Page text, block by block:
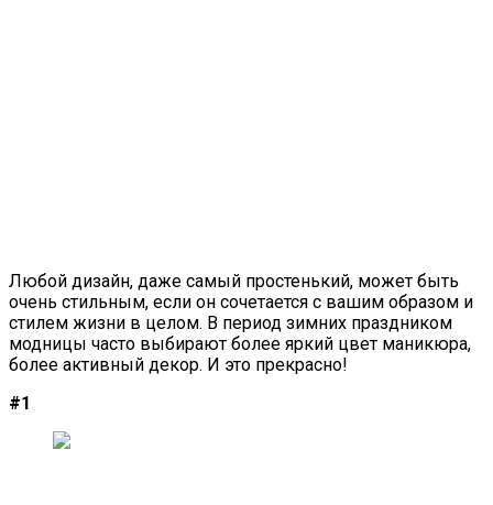
Любой дизайн, даже самый простенький, может быть
очень стильным, если он сочетается с вашим образом и
стилем жизни в целом. В период зимних праздником
модницы часто выбирают более яркий цвет маникюра,
более активный декор. И это прекрасно!
#1